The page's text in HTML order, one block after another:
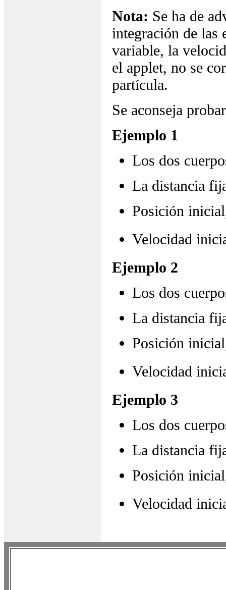
Nota: Se ha de
integración de las
variable, la
el applet, no se
partícula.
Se aconseja
Ejemplo 1
Los dos
La distancia
Posición
Velocidad
Ejemplo 2
Los dos
La distancia
Posición
Velocidad
Ejemplo 3
Los dos
La distancia
Posición
Velocidad